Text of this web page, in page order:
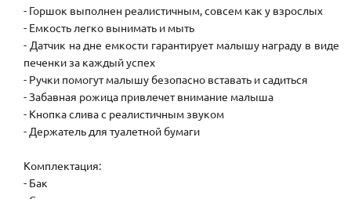
- Горшок выполнен реалистичным, совсем как у взрослых
- Емкость легко вынимать и мыть
- Датчик на дне емкости гарантирует малышу награду в виде
печенки за каждый успех
- Ручки помогут малышу безопасно вставать и садиться
- Забавная рожица привлечет внимание малыша
- Кнопка слива с реалистичным звуком
- Держатель для туалетной бумаги
Комплектация:
- Бак